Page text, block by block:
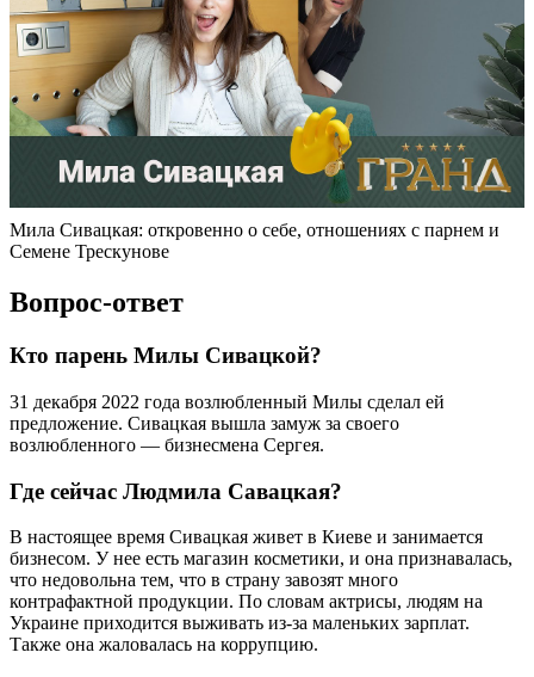
Мила Сивацкая: откровенно о себе, отношениях с парнем и
Семене Трескунове
Вопрос-ответ
Кто парень Милы Сивацкой?
31 декабря 2022 года возлюбленный Милы сделал ей
предложение. Сивацкая вышла замуж за своего
возлюбленного — бизнесмена Сергея.
Где сейчас Людмила Савацкая?
В настоящее время Сивацкая живет в Киеве и занимается
бизнесом. У нее есть магазин косметики, и она признавалась,
что недовольна тем, что в страну завозят много
контрафактной продукции. По словам актрисы, людям на
Украине приходится выживать из-за маленьких зарплат.
Также она жаловалась на коррупцию.